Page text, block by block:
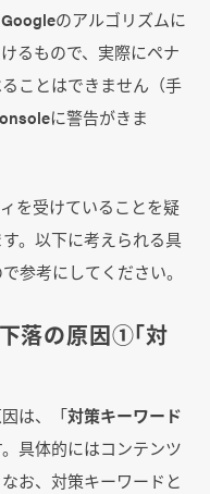
のアルゴリズムに
るもので、実際にペナ
ことはできません（手
に警告がきま
を受けていることを疑
。以下に考えられる具
参考にしてください。
落の原因①「対
は、「対策キーワード
具体的にはコンテンツ
お、対策キーワードと